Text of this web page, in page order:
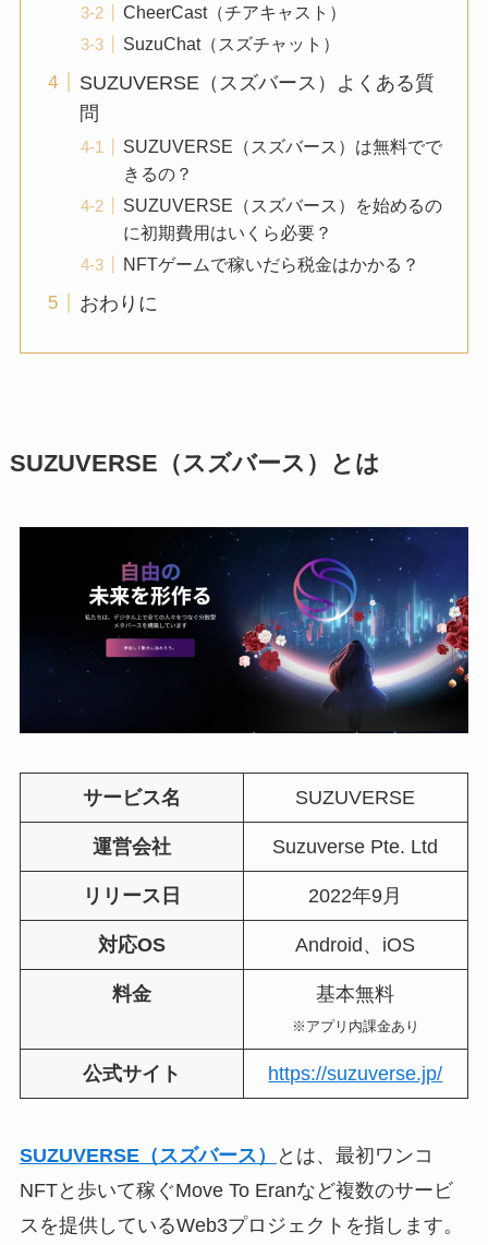
CheerCast（チアキャスト）
SuzuChat（スズチャット）
SUZUVERSE（スズバース）よくある質
問
SUZUVERSE（スズバース）は無料でで
きるの？
SUZUVERSE（スズバース）を始めるの
に初期費用はいくら必要？
NFTゲームで稼いだら税金はかかる？
おわりに
SUZUVERSE（スズバース）とは
サービス名 SUZUVERSE
運営会社 Suzuverse Pte. Ltd
リリース日 2022年9月
対応OS Android、iOS
料金 基本無料
※アプリ内課金あり
公式サイト https://suzuverse.jp/
SUZUVERSE（スズバース）
とは、最初ワンコ
NFTと歩いて稼ぐMove To Eranなど複数のサービ
スを提供しているWeb3プロジェクトを指します。